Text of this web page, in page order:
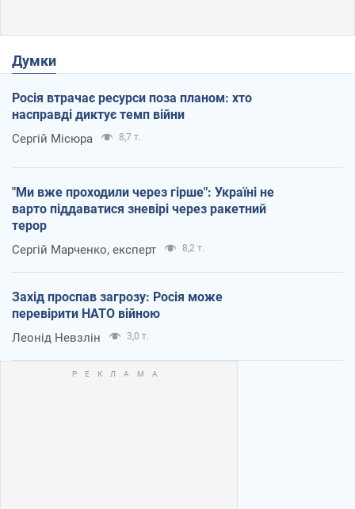
Думки
Росія втрачає ресурси поза планом: хто
насправді диктує темп війни
Сергій Місюра 8,7 т.
"Ми вже проходили через гірше": Україні не
варто піддаватися зневірі через ракетний
терор
Сергій Марченко, експерт 8,2 т.
Захід проспав загрозу: Росія може
перевірити НАТО війною
Леонід Невзлін 3,0 т.